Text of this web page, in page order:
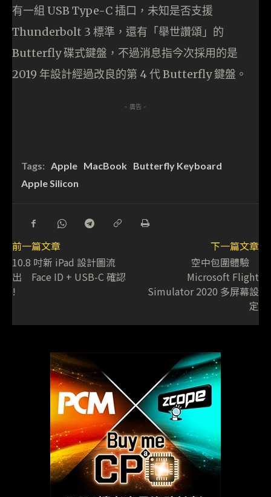
有一組 USB Type-C 插口，未知是否支援
Thunderbolt 3 標準，還有「舉世讚頌」的
Butterfly 碟式鍵盤，不過消息指今次採用的是
2019 年設計經過改良的第 4 代 Butterfly 鍵盤。
- 廣告 -
Tags: Apple MacBook
Butterfly Keyboard
Apple Silicon
前一篇文章
10.8 吋新 iPad 設計圖流
出 Face ID + USB-C 確認
!
下一篇文章
空中包圍體驗
Microsoft Flight
Simulator 2020 多屏幕設
定